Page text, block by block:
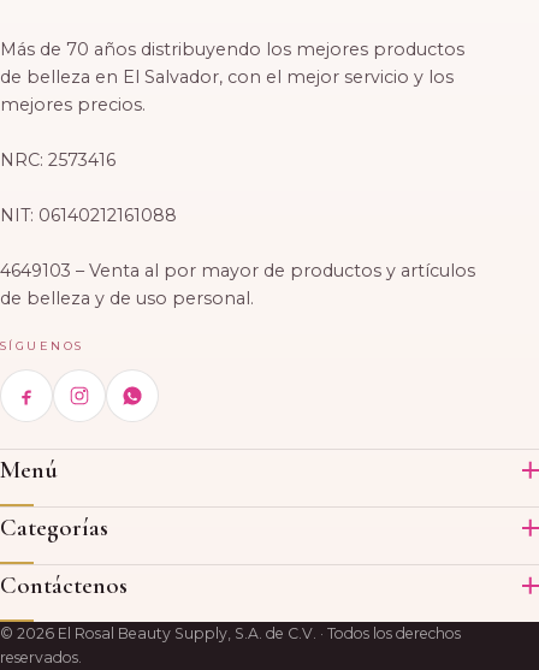
Más de 70 años distribuyendo los mejores productos
de belleza en El Salvador, con el mejor servicio y los
mejores precios.
NRC: 2573416
NIT: 06140212161088
4649103 – Venta al por mayor de productos y artículos
de belleza y de uso personal.
SÍGUENOS
Menú
Inicio
Productos
Acerca de nosotros
Ubicaciones
Bolsa de trabajo
Categorías
Acrílico
Skin Care
Tintes
Contáctenos
CASA MATRIZ
5 503, Avenida, Paseo General Escalón, San Salvador, El
© 2026 El Rosal Beauty Supply, S.A. de C.V. · Todos los derechos
reservados.